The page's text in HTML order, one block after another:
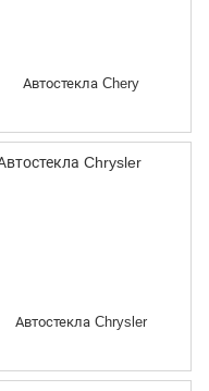
Автостекла Chery
Автостекла Chrysler